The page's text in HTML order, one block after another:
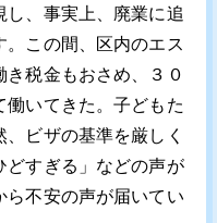
、事実上、廃業に追
。この間、区内のエス
税金もおさめ、３０
いてきた。子どもた
ビザの基準を厳しく
どすぎる」などの声が
ら不安の声が届いてい